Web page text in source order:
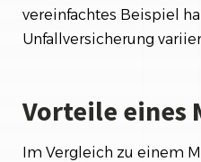
vereinfachtes Beispiel
Unfallversicherung
Vorteile eines
Im Vergleich zu einem